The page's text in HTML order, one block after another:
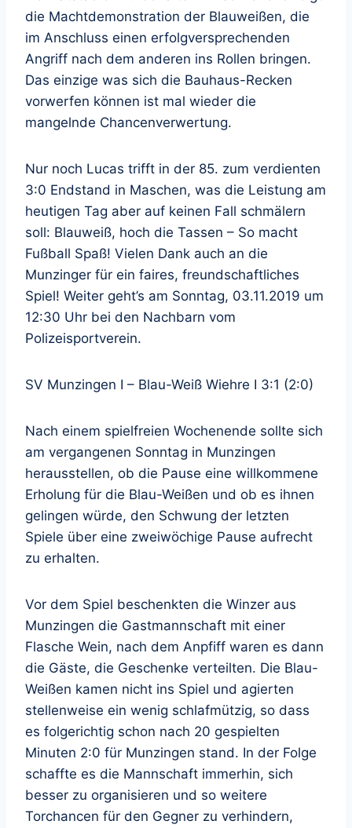
die Machtdemonstration der Blauweißen, die
im Anschluss einen erfolgversprechenden
Angriff nach dem anderen ins Rollen bringen.
Das einzige was sich die Bauhaus-Recken
vorwerfen können ist mal wieder die
mangelnde Chancenverwertung.
Nur noch Lucas trifft in der 85. zum verdienten
3:0 Endstand in Maschen, was die Leistung am
heutigen Tag aber auf keinen Fall schmälern
soll: Blauweiß, hoch die Tassen – So macht
Fußball Spaß! Vielen Dank auch an die
Munzinger für ein faires, freundschaftliches
Spiel! Weiter geht’s am Sonntag, 03.11.2019 um
12:30 Uhr bei den Nachbarn vom
Polizeisportverein.
SV Munzingen I – Blau-Weiß Wiehre I 3:1 (2:0)
Nach einem spielfreien Wochenende sollte sich
am vergangenen Sonntag in Munzingen
herausstellen, ob die Pause eine willkommene
Erholung für die Blau-Weißen und ob es ihnen
gelingen würde, den Schwung der letzten
Spiele über eine zweiwöchige Pause aufrecht
zu erhalten.
Vor dem Spiel beschenkten die Winzer aus
Munzingen die Gastmannschaft mit einer
Flasche Wein, nach dem Anpfiff waren es dann
die Gäste, die Geschenke verteilten. Die Blau-
Weißen kamen nicht ins Spiel und agierten
stellenweise ein wenig schlafmützig, so dass
es folgerichtig schon nach 20 gespielten
Minuten 2:0 für Munzingen stand. In der Folge
schaffte es die Mannschaft immerhin, sich
besser zu organisieren und so weitere
Torchancen für den Gegner zu verhindern,